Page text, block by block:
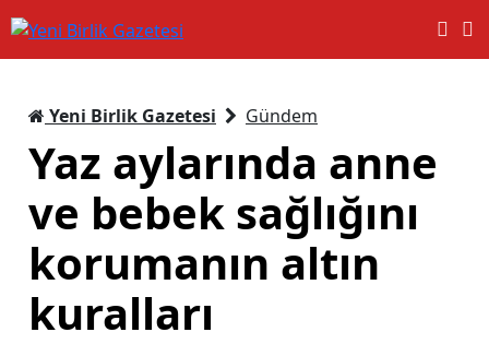
Yeni Birlik Gazetesi Gündem
Yaz aylarında anne
ve bebek sağlığını
korumanın altın
kuralları